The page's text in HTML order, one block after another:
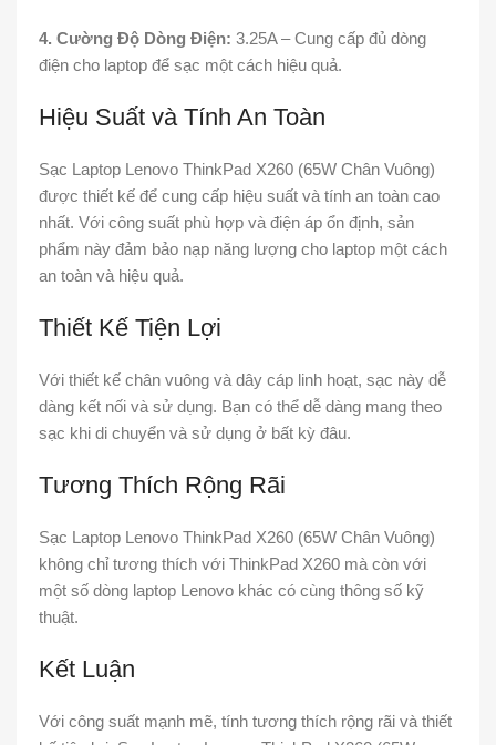
4. Cường Độ Dòng Điện: 3.25A – Cung cấp đủ dòng
điện cho laptop để sạc một cách hiệu quả.
Hiệu Suất và Tính An Toàn
Sạc Laptop Lenovo ThinkPad X260 (65W Chân Vuông)
được thiết kế để cung cấp hiệu suất và tính an toàn cao
nhất. Với công suất phù hợp và điện áp ổn định, sản
phẩm này đảm bảo nạp năng lượng cho laptop một cách
an toàn và hiệu quả.
Thiết Kế Tiện Lợi
Với thiết kế chân vuông và dây cáp linh hoạt, sạc này dễ
dàng kết nối và sử dụng. Bạn có thể dễ dàng mang theo
sạc khi di chuyển và sử dụng ở bất kỳ đâu.
Tương Thích Rộng Rãi
Sạc Laptop Lenovo ThinkPad X260 (65W Chân Vuông)
không chỉ tương thích với ThinkPad X260 mà còn với
một số dòng laptop Lenovo khác có cùng thông số kỹ
thuật.
Kết Luận
Với công suất mạnh mẽ, tính tương thích rộng rãi và thiết